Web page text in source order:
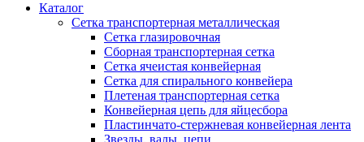
Каталог
Сетка транспортерная металлическая
Сетка глазировочная
Сборная транспортерная сетка
Сетка ячеистая конвейерная
Сетка для спирального конвейера
Плетеная транспортерная сетка
Конвейерная цепь для яйцесбора
Пластинчато-стержневая конвейерная лента